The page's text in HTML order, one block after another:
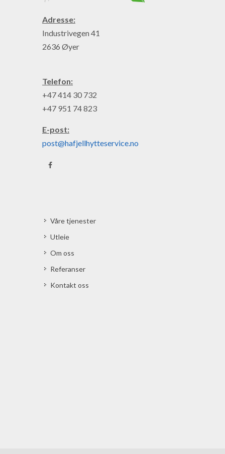
Adresse:
Industrivegen 41
2636 Øyer
Telefon:
+47 414 30 732
+47 951 74 823
E-post:
post@hafjellhytteservice.no
Våre tjenester
Utleie
Om oss
Referanser
Kontakt oss